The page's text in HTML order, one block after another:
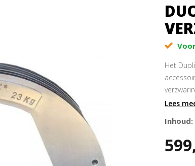
Het
Per
Het
Ook
Scroll
Lees